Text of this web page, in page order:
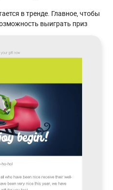
в тренде. Главное, чтобы
выиграть приз